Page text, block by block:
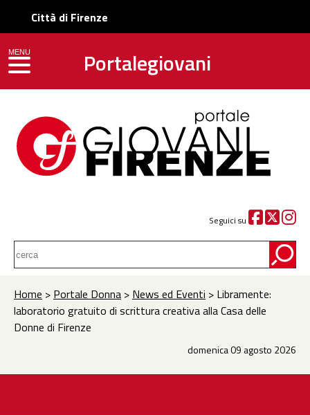
Città di Firenze
Portalegiovani
Seguici su
MENU
toggle navigation
Home > Portale Donna > News ed Eventi > Libramente:
laboratorio gratuito di scrittura creativa alla Casa delle
Donne di Firenze
domenica 09 agosto 2026